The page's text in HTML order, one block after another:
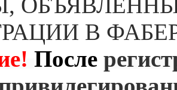
В
После